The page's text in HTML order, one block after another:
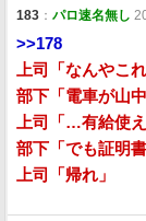
183 ： パロ速名無し
>>178
上司「なんやこれ
部下「電車が山
上司「…有給使え
部下「でも証明書
上司「帰れ」